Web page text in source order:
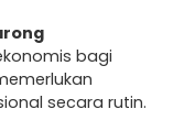
bagi
secara rutin.